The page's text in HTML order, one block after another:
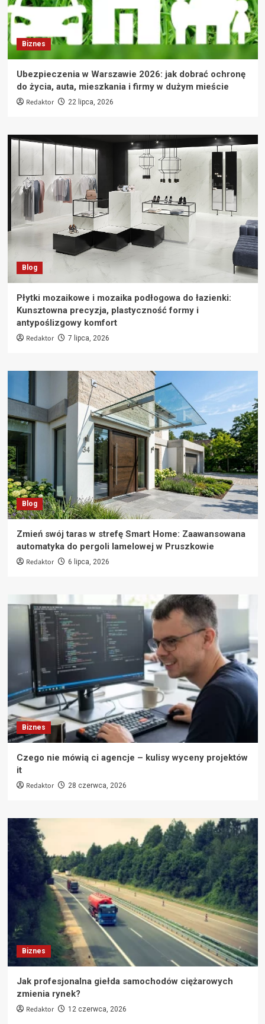
Biznes
Ubezpieczenia w Warszawie 2026: jak dobrać ochronę
do życia, auta, mieszkania i firmy w dużym mieście
Redaktor 22 lipca, 2026
Blog
Płytki mozaikowe i mozaika podłogowa do łazienki:
Kunsztowna precyzja, plastyczność formy i
antypoślizgowy komfort
Redaktor 7 lipca, 2026
Blog
Zmień swój taras w strefę Smart Home: Zaawansowana
automatyka do pergoli lamelowej w Pruszkowie
Redaktor 6 lipca, 2026
Biznes
Czego nie mówią ci agencje – kulisy wyceny projektów
it
Redaktor 28 czerwca, 2026
Biznes
Jak profesjonalna giełda samochodów ciężarowych
zmienia rynek?
Redaktor 12 czerwca, 2026